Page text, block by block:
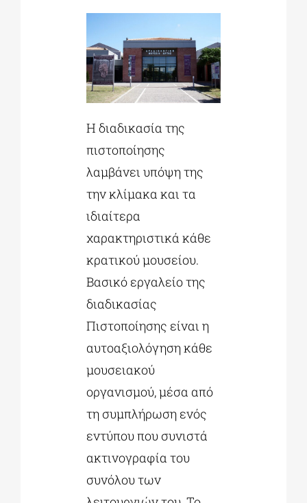
Η διαδικασία της
πιστοποίησης
λαμβάνει υπόψη της
την κλίμακα και τα
ιδιαίτερα
χαρακτηριστικά κάθε
κρατικού μουσείου.
Βασικό εργαλείο της
διαδικασίας
Πιστοποίησης είναι η
αυτοαξιολόγηση κάθε
μουσειακού
οργανισμού, μέσα από
τη συμπλήρωση ενός
εντύπου που συνιστά
ακτινογραφία του
συνόλου των